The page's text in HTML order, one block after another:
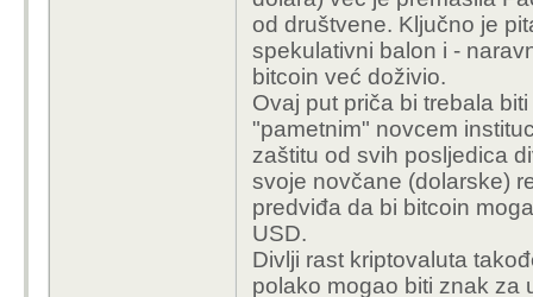
od društvene. Ključno je
spekulativni balon i -
bitcoin već doživio.
Ovaj put priča bi trebala
"pametnim" novcem
zaštitu od svih posljedica
svoje novčane (dolarske)
predviđa da bi bitcoin
USD.
Divlji rast kriptovaluta
polako mogao biti znak za